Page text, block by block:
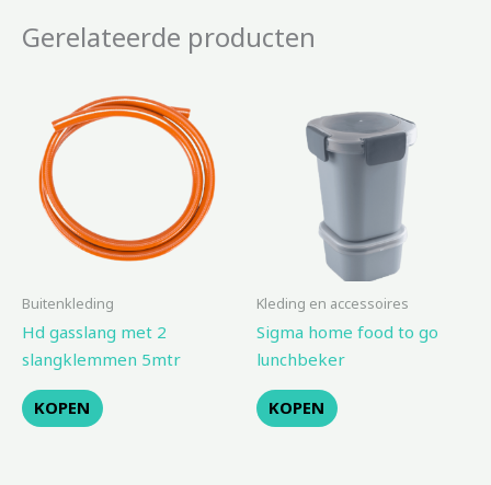
Gerelateerde producten
Buitenkleding
Hd gasslang met 2
slangklemmen 5mtr
KOPEN
Kleding en accessoires
Sigma home food to go
lunchbeker
KOPEN